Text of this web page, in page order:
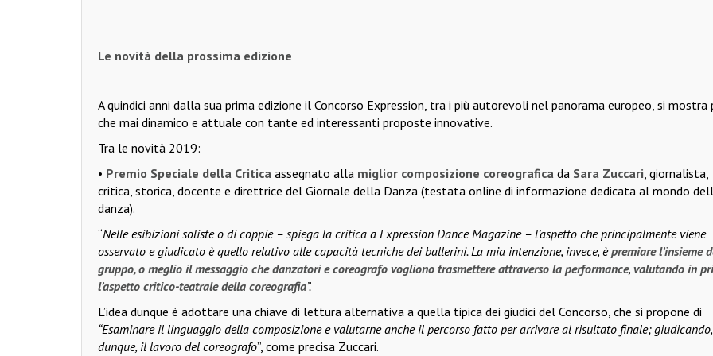
Le novità della prossima edizione
A quindici anni dalla sua prima edizione il Concorso Expression, tra i più autorevoli nel panorama europeo, si mostra
che mai dinamico e attuale con tante ed interessanti proposte innovative.
Tra le novità 2019:
• Premio Speciale della Critica assegnato alla miglior composizione coreografica da Sara Zuccari, giornalista,
critica, storica, docente e direttrice del Giornale della Danza (testata online di informazione dedicata al mondo
danza).
“Nelle esibizioni soliste o di coppie – spiega la critica a Expression Dance Magazine – l’aspetto che principalmente viene
osservato e giudicato è quello relativo alle capacità tecniche dei ballerini. La mia intenzione, invece, èpremiare l’insieme
gruppo, o meglio il messaggio che danzatori e coreografo vogliono trasmettere attraverso la performance, valutando in
l’aspetto critico-teatrale della coreografia”.
L’idea dunque è adottare una chiave di lettura alternativa a quella tipica dei giudici del Concorso, che si propone di
“Esaminare il linguaggio della composizione e valutarne anche il percorso fatto per arrivare al risultato finale; giudicando,
dunque, il lavoro del coreografo”, come precisa Zuccari.